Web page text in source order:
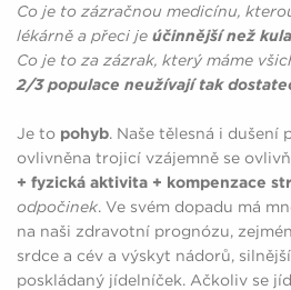
Co je to zázračnou medicínu,
lékárně a přeci je účinnější než
Co je to za zázrak, který máme
2/3 populace neužívají tak
Je to pohyb. Naše tělesná i dušení
ovlivněna trojicí vzájemně se
+ fyzická aktivita + kompenzace
odpočinek. Ve svém dopadu má
na naši zdravotní prognózu,
srdce a cév a výskyt nádorů,
poskládaný jídelníček. Ačkoliv se